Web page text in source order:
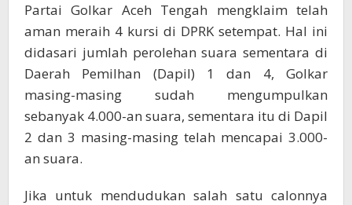
Partai Golkar Aceh Tengah mengklaim telah
aman meraih 4 kursi di DPRK setempat. Hal ini
didasari jumlah perolehan suara sementara di
Daerah Pemilhan (Dapil) 1 dan 4, Golkar
masing-masing sudah mengumpulkan
sebanyak 4.000-an suara, sementara itu di Dapil
2 dan 3 masing-masing telah mencapai 3.000-
an suara.
Jika untuk mendudukan salah satu calonnya